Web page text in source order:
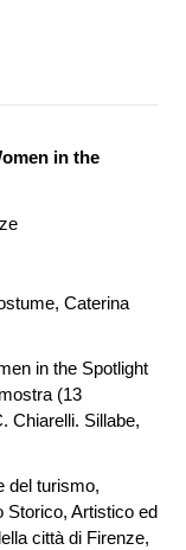
in the
Caterina
in the Spotlight
(13
Chiarelli. Sillabe,
del turismo,
Storico, Artistico ed
città di Firenze,